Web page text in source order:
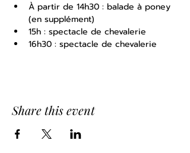
À partir de 14h30 : balade à poney
(en supplément)
15h : spectacle de chevalerie
16h30 : spectacle de chevalerie
Share this event